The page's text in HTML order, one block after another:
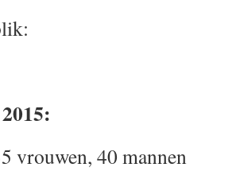
vrouwen, 40 mannen